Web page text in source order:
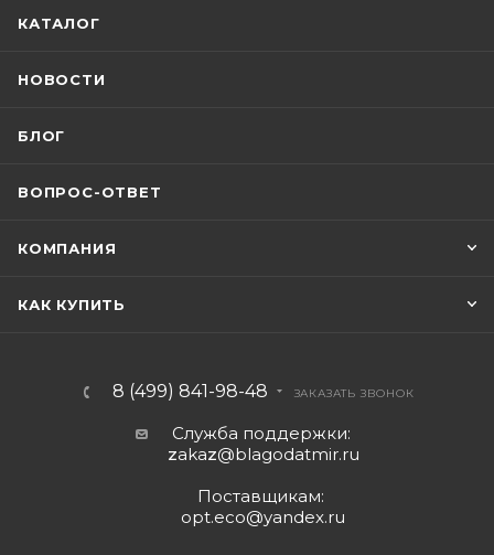
КАТАЛОГ
НОВОСТИ
БЛОГ
ВОПРОС-ОТВЕТ
КОМПАНИЯ
КАК КУПИТЬ
8 (499) 841-98-48 ЗАКАЗАТЬ ЗВОНОК
Служба поддержки:
zakaz@blagodatmir.ru
Поставщикам:
opt.eco@yandex.ru